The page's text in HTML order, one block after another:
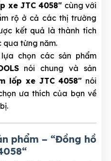
xe JTC 4058" cùng với
rộ ở cả các thị trường
kết quả là thành tích
từng năm.
chọn các sản phẩm
nói chung và sản
lốp xe JTC 4058" nói
ưa thích của bạn về
phẩm – “Đồng hồ
“